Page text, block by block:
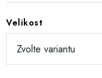
Velikost